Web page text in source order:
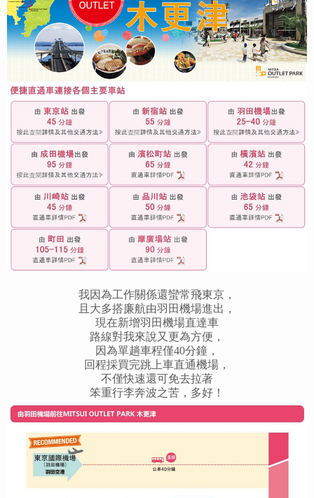
我因為工作關係還蠻常飛東京，
且大多搭廉航由羽田機場進出，
現在新增羽田機場直達車
路線對我來說又更為方便，
因為單趟車程僅40分鐘，
回程採買完跳上車直通機場，
不僅快速還可免去拉著
笨重行李奔波之苦，多好！